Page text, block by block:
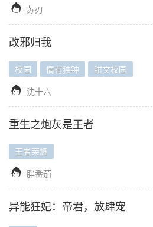
 苏刃
改邪归我
校园 情有独钟 甜文校园
 沈十六
重生之炮灰是王者
王者荣耀
 胖番茄
异能狂妃：帝君，放肆宠